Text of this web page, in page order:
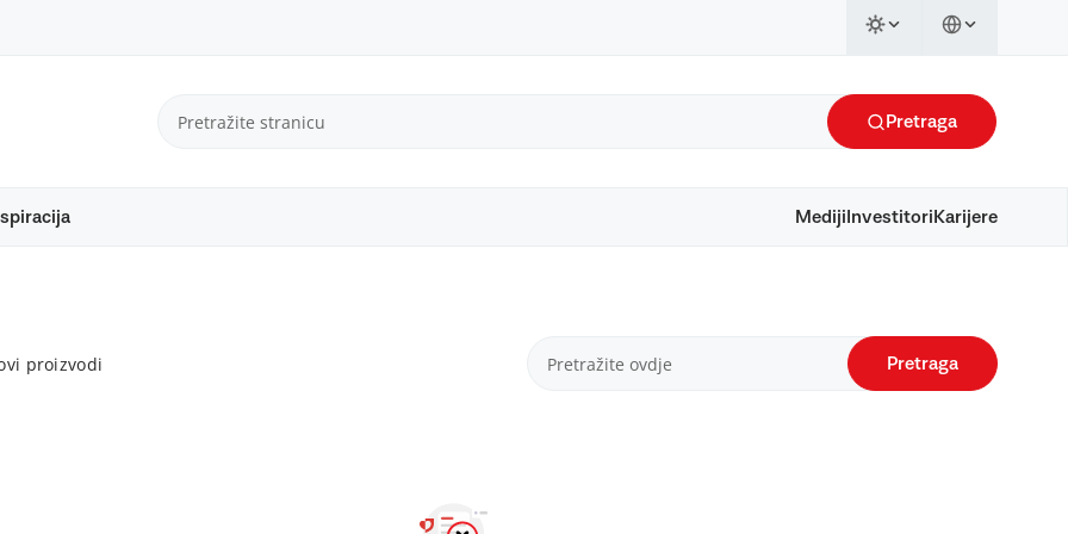
Pretraga
Mediji Investitori Karijere
proizvodi Pretraga